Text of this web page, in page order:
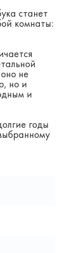
станет
комнаты:
не
но и
и
годы